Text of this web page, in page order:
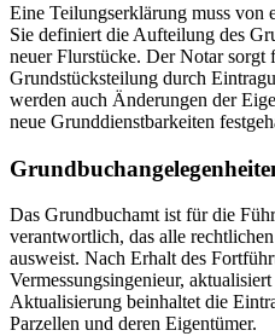
Eine Teilungserklärung muss von
Sie definiert die Aufteilung des
neuer Flurstücke. Der Notar
Grundstücksteilung durch
werden auch Änderungen der
neue Grunddienstbarkeiten
Das Grundbuchamt ist für die
verantwortlich, das alle
ausweist. Nach Erhalt des
Vermessungsingenieur,
Aktualisierung beinhaltet die
Parzellen und deren Eigentümer.